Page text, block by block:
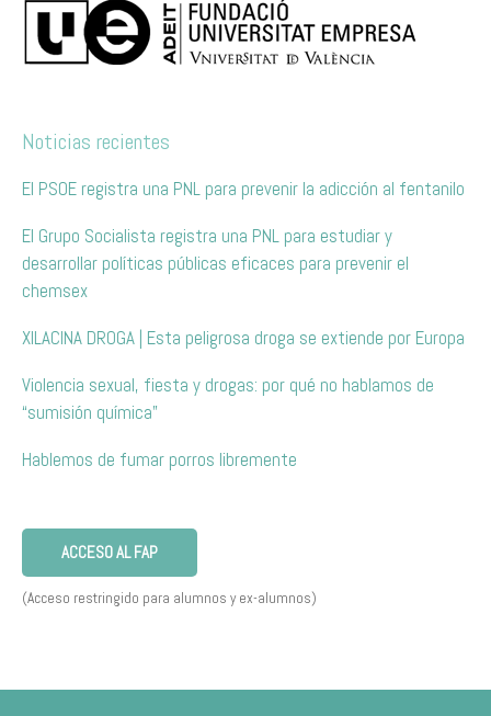
Noticias recientes
El PSOE registra una PNL para prevenir la adicción al fentanilo
El Grupo Socialista registra una PNL para estudiar y
desarrollar políticas públicas eficaces para prevenir el
chemsex
XILACINA DROGA | Esta peligrosa droga se extiende por Europa
Violencia sexual, fiesta y drogas: por qué no hablamos de
“sumisión química”
Hablemos de fumar porros libremente
ACCESO AL FAP
(Acceso restringido para alumnos y ex-alumnos)